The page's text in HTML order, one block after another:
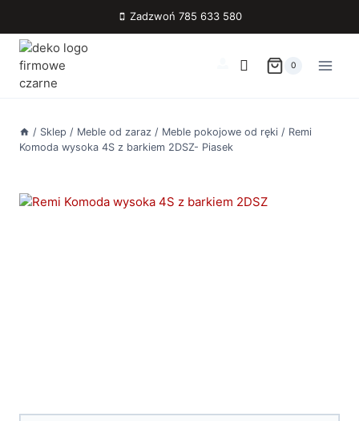
treści
Zadzwoń 785 633 580
0
/ Sklep / Meble od zaraz / Meble pokojowe od ręki / Remi
Komoda wysoka 4S z barkiem 2DSZ- Piasek